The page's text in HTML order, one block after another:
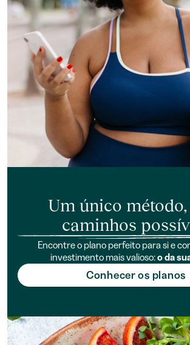
Um único
caminhos
Encontre o plano perfeito para si e
investimento mais valioso:o da
Conhecer os planos